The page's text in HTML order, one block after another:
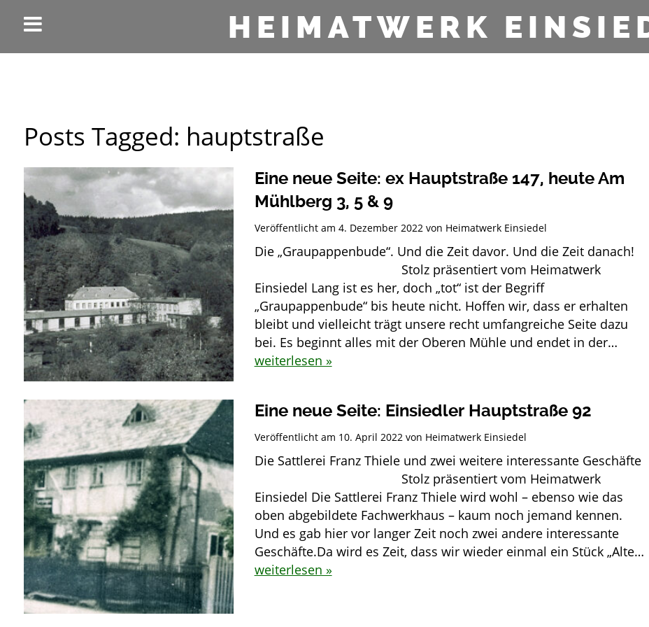
HEIMATWERK
Posts Tagged: hauptstraße
Eine neue Seite: ex Hauptstraße 147, heute Am
Mühlberg 3, 5 & 9
Veröffentlicht am 4. Dezember 2022von Heimatwerk Einsiedel
Die „Graupappenbude“. Und die Zeit davor. Und die Zeit danach!
Stolz präsentiert vom Heimatwerk
Einsiedel Lang ist es her, doch „tot“ ist der Begriff
„Graupappenbude“ bis heute nicht. Hoffen wir, dass er erhalten
bleibt und vielleicht trägt unsere recht umfangreiche Seite dazu
bei. Es beginnt alles mit der Oberen Mühle und endet in der…
weiterlesen »
Eine neue Seite: Einsiedler Hauptstraße 92
Veröffentlicht am 10. April 2022von Heimatwerk Einsiedel
Die Sattlerei Franz Thiele und zwei weitere interessante Geschäfte
Stolz präsentiert vom Heimatwerk
Einsiedel Die Sattlerei Franz Thiele wird wohl – ebenso wie das
oben abgebildete Fachwerkhaus – kaum noch jemand kennen.
Und es gab hier vor langer Zeit noch zwei andere interessante
Geschäfte.Da wird es Zeit, dass wir wieder einmal ein Stück „Alte…
weiterlesen »